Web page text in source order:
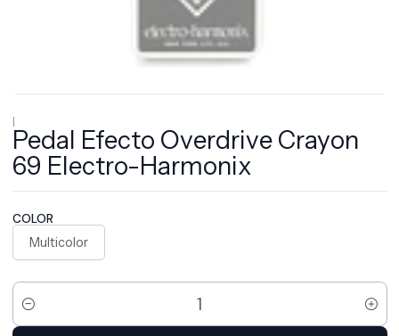
|
Pedal Efecto Overdrive Crayon
69 Electro-Harmonix
COLOR
Multicolor
Cantidad